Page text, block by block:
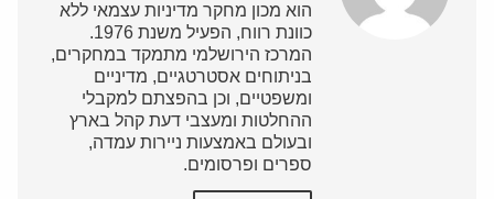
הוא מכון מחקר מדיניות עצמאי ללא
כוונת רווח, הפעיל משנת 1976.
המרכז הירושלמי מתמקד במחקרים,
בניתוחים אסטרטגיים, מדיניים
ומשפטיים, וכן בהפצתם למקבלי
ההחלטות ומעצבי דעת קהל בארץ
ובעולם באמצעות ניירות עמדה,
ספרים ופרסומים.